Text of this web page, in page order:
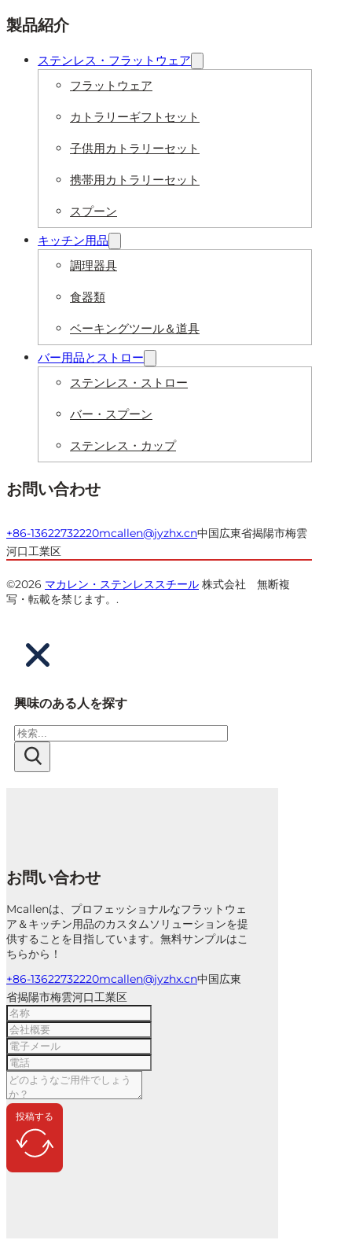
製品紹介
ステンレス・フラットウェア
フラットウェア
カトラリーギフトセット
子供用カトラリーセット
携帯用カトラリーセット
スプーン
キッチン用品
調理器具
食器類
ベーキングツール＆道具
バー用品とストロー
ステンレス・ストロー
バー・スプーン
ステンレス・カップ
お問い合わせ
+86-13622732220mcallen@jyzhx.cn中国広東省揭陽市梅雲
河口工業区
©2026 マカレン・ステンレススチール 株式会社 無断複
写・転載を禁じます。.
興味のある人を探す
検
索
お問い合わせ
Mcallenは、プロフェッショナルなフラットウェ
ア＆キッチン用品のカスタムソリューションを提
供することを目指しています。無料サンプルはこ
ちらから！
+86-13622732220mcallen@jyzhx.cn中国広東
省揭陽市梅雲河口工業区
投稿する